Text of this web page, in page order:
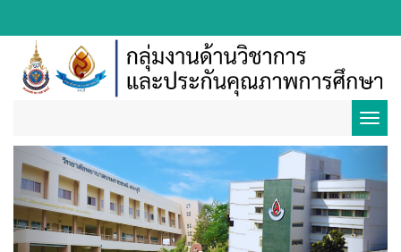
Previous Next